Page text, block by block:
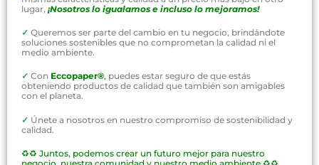
lugar, ¡Nosotros lo igualamos e incluso lo mejoramos!
✓ Queremos ser parte del cambio en tu negocio, brindándote
soluciones sostenibles que no comprometan la calidad ni el
medio ambiente.
✓ Con Eccopaper®, puedes estar seguro de que estás
obteniendo productos de calidad que también son amigables
con el planeta.
✓ Únete a nosotros en nuestro compromiso de sostenibilidad y
calidad.
♻️♻️ Juntos, podemos crear un futuro mejor para nuestro